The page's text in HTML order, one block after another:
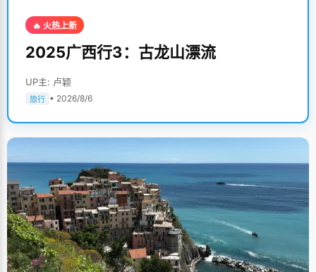
🔥 火热上新
2025广西行3：古龙山漂流
UP主: 卢颖
旅行 • 2026/8/6